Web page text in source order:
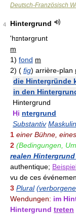
Deutsch-Französisch
4
Hintergrund
'hɪntərgrunt
m
1) fond m
2) ( fig) arrière-plan
die Hintergründe
in den
Hintergrund
Hi ntergrund
Substantiv Maskulin
1 einer Bühne,
2 (Bedingungen,
realen
authentique;
vu de ces
3 Plural
Wendungen: im
Hintergrund treten